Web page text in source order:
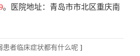
。医院地址：青岛市市北区重庆南
患者临床症状都有什么呢]